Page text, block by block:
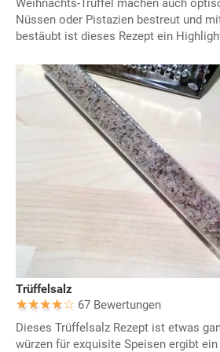
Nüssen oder Pistazien bestreut und
bestäubt ist dieses Rezept ein
Trüffelsalz
67 Bewertungen
Dieses Trüffelsalz Rezept ist etwas
würzen für exquisite Speisen ergibt